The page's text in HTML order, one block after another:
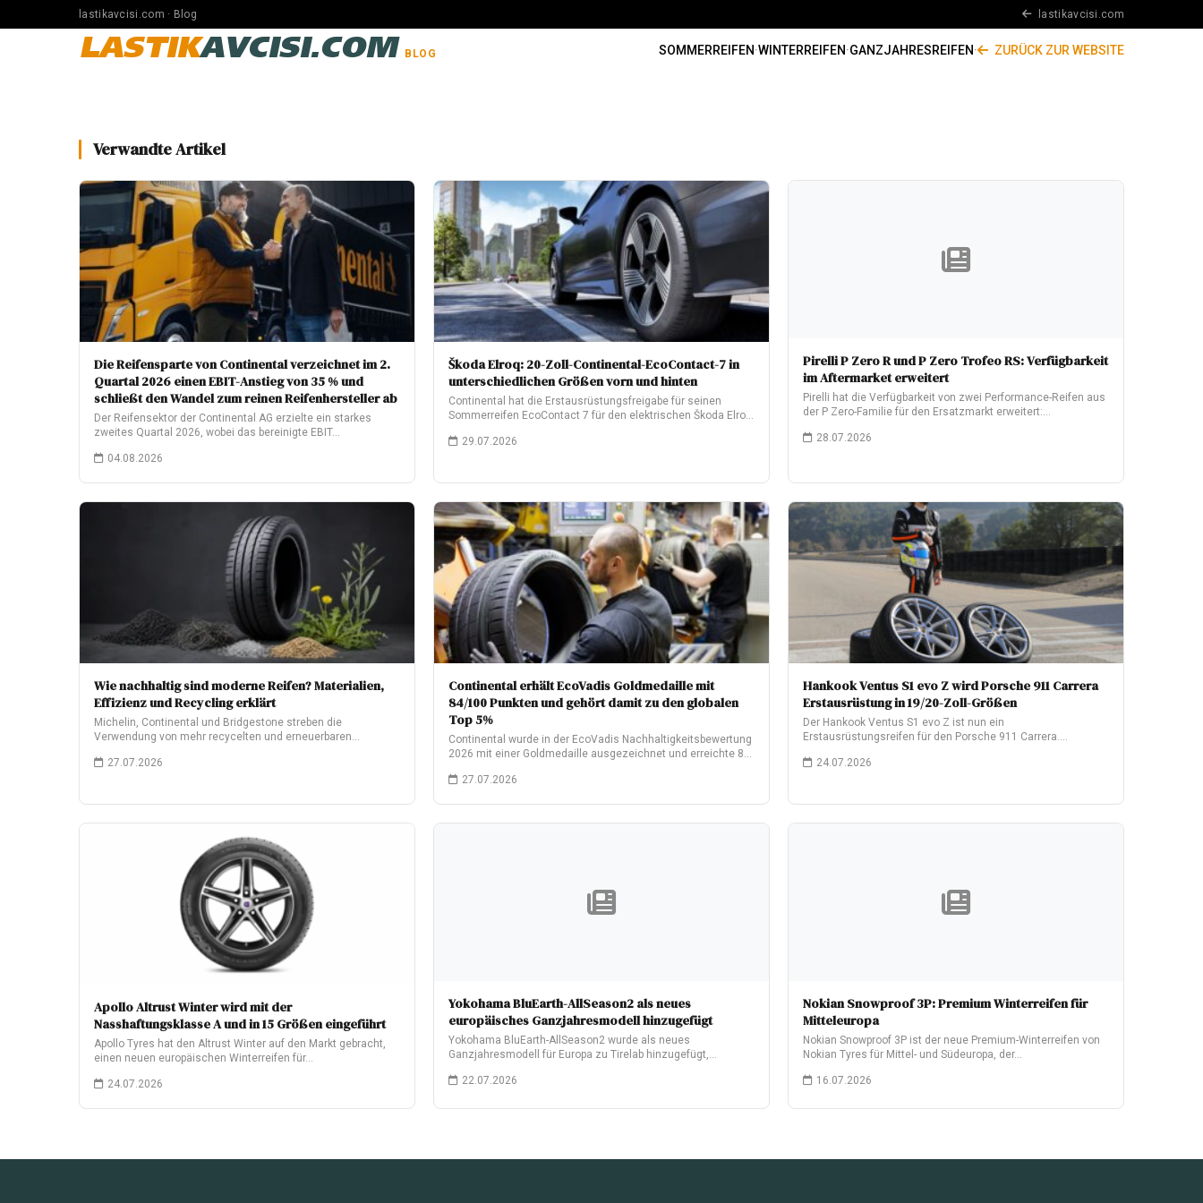
lastikavcisi.com · Blog lastikavcisi.com
LASTIKAVCISI.COM BLOG SOMMERREIFEN·WINTERREIFEN·GANZJAHRESREIFEN· ZURÜCK ZUR WEBSITE
Verwandte Artikel
Die Reifensparte von Continental verzeichnet im 2.
Quartal 2026 einen EBIT-Anstieg von 35 % und
schließt den Wandel zum reinen Reifenhersteller ab
Der Reifensektor der Continental AG erzielte ein starkes
zweites Quartal 2026, wobei das bereinigte EBIT…
04.08.2026
Škoda Elroq: 20-Zoll-Continental-EcoContact-7 in
unterschiedlichen Größen vorn und hinten
Continental hat die Erstausrüstungsfreigabe für seinen
Sommerreifen EcoContact 7 für den elektrischen Škoda Elroq
29.07.2026
Pirelli P Zero R und P Zero Trofeo RS: Verfügbarkeit
im Aftermarket erweitert
Pirelli hat die Verfügbarkeit von zwei Performance-Reifen aus
der P Zero-Familie für den Ersatzmarkt erweitert:…
28.07.2026
Wie nachhaltig sind moderne Reifen? Materialien,
Effizienz und Recycling erklärt
Michelin, Continental und Bridgestone streben die
Verwendung von mehr recycelten und erneuerbaren
27.07.2026
Continental erhält EcoVadis Goldmedaille mit
84/100 Punkten und gehört damit zu den globalen
Top 5%
Continental wurde in der EcoVadis Nachhaltigkeitsbewertung
2026 mit einer Goldmedaille ausgezeichnet und erreichte 84
27.07.2026
Hankook Ventus S1 evo Z wird Porsche 911 Carrera
Erstausrüstung in 19/20-Zoll-Größen
Der Hankook Ventus S1 evo Z ist nun ein
Erstausrüstungsreifen für den Porsche 911 Carrera.…
24.07.2026
Apollo Altrust Winter wird mit der
Nasshaftungsklasse A und in 15 Größen eingeführt
Apollo Tyres hat den Altrust Winter auf den Markt gebracht,
einen neuen europäischen Winterreifen für…
24.07.2026
Yokohama BluEarth-AllSeason2 als neues
europäisches Ganzjahresmodell hinzugefügt
Yokohama BluEarth-AllSeason2 wurde als neues
Ganzjahresmodell für Europa zu Tirelab hinzugefügt,
22.07.2026
Nokian Snowproof 3P: Premium Winterreifen für
Mitteleuropa
Nokian Snowproof 3P ist der neue Premium-Winterreifen von
Nokian Tyres für Mittel- und Südeuropa, der…
16.07.2026